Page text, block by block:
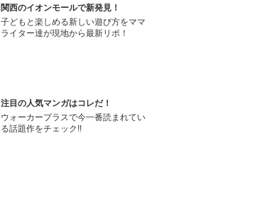
関西のイオンモールで新発見！
子どもと楽しめる新しい遊び方をママ
ライター達が現地から最新リポ！
注目の人気マンガはコレだ！
ウォーカープラスで今一番読まれてい
る話題作をチェック!!